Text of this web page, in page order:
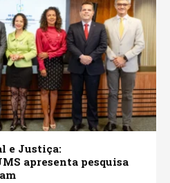
e Justiça:
apresenta pesquisa